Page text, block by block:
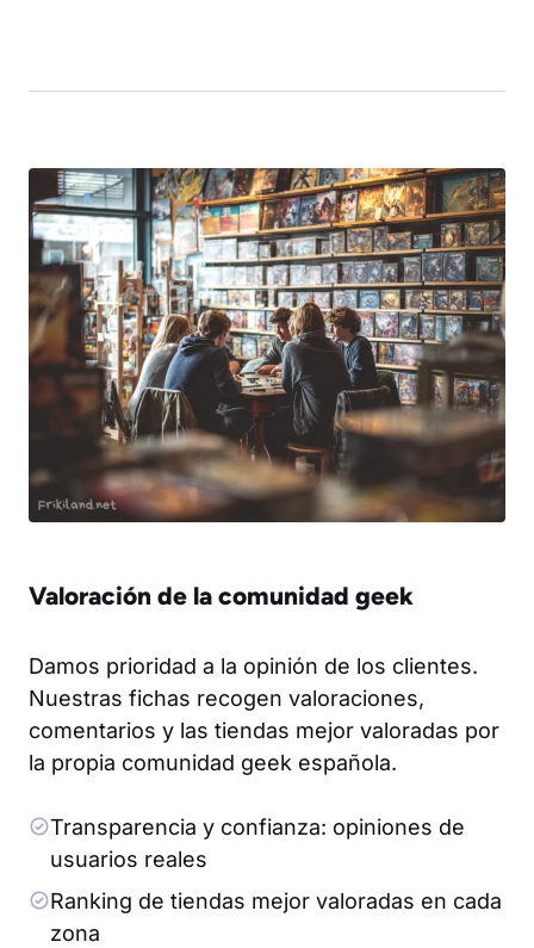
Valoración de la comunidad geek
Damos prioridad a la opinión de los clientes.
Nuestras fichas recogen valoraciones,
comentarios y las tiendas mejor valoradas por
la propia comunidad geek española.
Transparencia y confianza: opiniones de
usuarios reales
Ranking de tiendas mejor valoradas en cada
zona